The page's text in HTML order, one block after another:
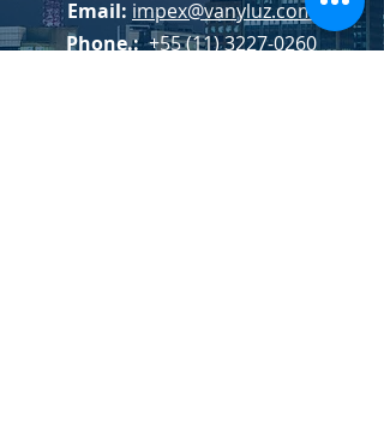
Email: impex@vanyluz.com
Phone.: +55 (11) 3227-0260